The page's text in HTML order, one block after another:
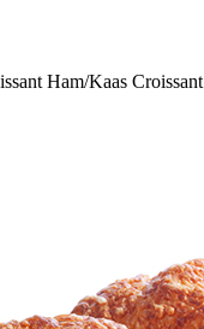
Ham/Kaas Croissant